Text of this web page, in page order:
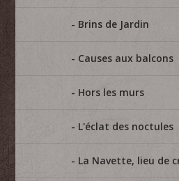
Brins de Jardin
Causes aux balcons
Hors les murs
L'éclat des noctules
La Navette, lieu de